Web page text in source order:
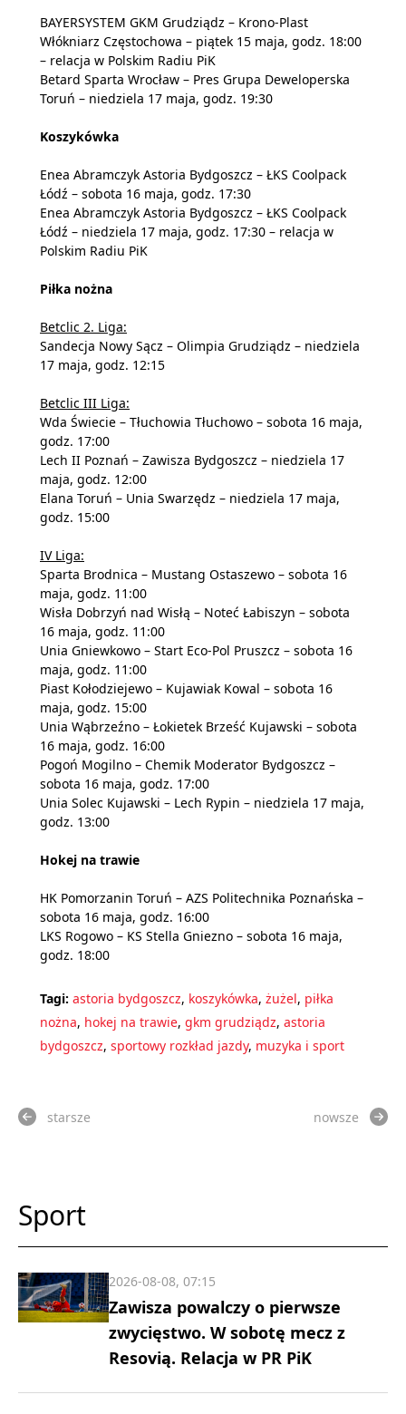
BAYERSYSTEM GKM Grudziądz – Krono-Plast
Włókniarz Częstochowa – piątek 15 maja, godz. 18:00
– relacja w Polskim Radiu PiK
Betard Sparta Wrocław – Pres Grupa Deweloperska
Toruń – niedziela 17 maja, godz. 19:30
Koszykówka
Enea Abramczyk Astoria Bydgoszcz – ŁKS Coolpack
Łódź – sobota 16 maja, godz. 17:30
Enea Abramczyk Astoria Bydgoszcz – ŁKS Coolpack
Łódź – niedziela 17 maja, godz. 17:30 – relacja w
Polskim Radiu PiK
Piłka nożna
Betclic 2. Liga:
Sandecja Nowy Sącz – Olimpia Grudziądz – niedziela
17 maja, godz. 12:15
Betclic III Liga:
Wda Świecie – Tłuchowia Tłuchowo – sobota 16 maja,
godz. 17:00
Lech II Poznań – Zawisza Bydgoszcz – niedziela 17
maja, godz. 12:00
Elana Toruń – Unia Swarzędz – niedziela 17 maja,
godz. 15:00
IV Liga:
Sparta Brodnica – Mustang Ostaszewo – sobota 16
maja, godz. 11:00
Wisła Dobrzyń nad Wisłą – Noteć Łabiszyn – sobota
16 maja, godz. 11:00
Unia Gniewkowo – Start Eco-Pol Pruszcz – sobota 16
maja, godz. 11:00
Piast Kołodziejewo – Kujawiak Kowal – sobota 16
maja, godz. 15:00
Unia Wąbrzeźno – Łokietek Brześć Kujawski – sobota
16 maja, godz. 16:00
Pogoń Mogilno – Chemik Moderator Bydgoszcz –
sobota 16 maja, godz. 17:00
Unia Solec Kujawski – Lech Rypin – niedziela 17 maja,
godz. 13:00
Hokej na trawie
HK Pomorzanin Toruń – AZS Politechnika Poznańska –
sobota 16 maja, godz. 16:00
LKS Rogowo – KS Stella Gniezno – sobota 16 maja,
godz. 18:00
Tagi: astoria bydgoszcz, koszykówka, żużel, piłka
nożna, hokej na trawie, gkm grudziądz, astoria
bydgoszcz, sportowy rozkład jazdy, muzyka i sport
starsze nowsze
Sport
Zawisza powalczy o pierwsze
zwycięstwo. W sobotę mecz z
Resovią. Relacja w PR PiK
2026-08-08, 07:15